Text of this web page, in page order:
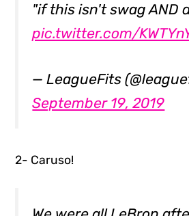
"if this isn't swag AND
pic.twitter.com/
— LeagueFits
September 19, 2019
2- Caruso!